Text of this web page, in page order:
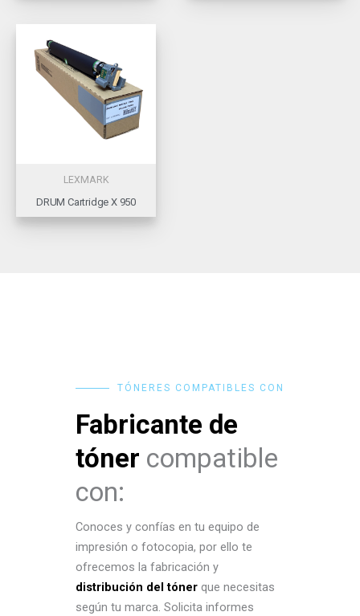
LEXMARK
DRUM Cartridge X 950
TÓNERES COMPATIBLES CON
Fabricante de
tóner compatible
con:
Conoces y confías en tu equipo de
impresión o fotocopia, por ello te
ofrecemos la fabricación y
distribución del tóner que necesitas
según tu marca. Solicita informes